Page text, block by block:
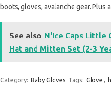
boots, gloves, avalanche gear. Plus
See also N'Ice Caps Little
Hat and Mitten Set (2-3
Category: Baby Gloves Tags: Glove ,